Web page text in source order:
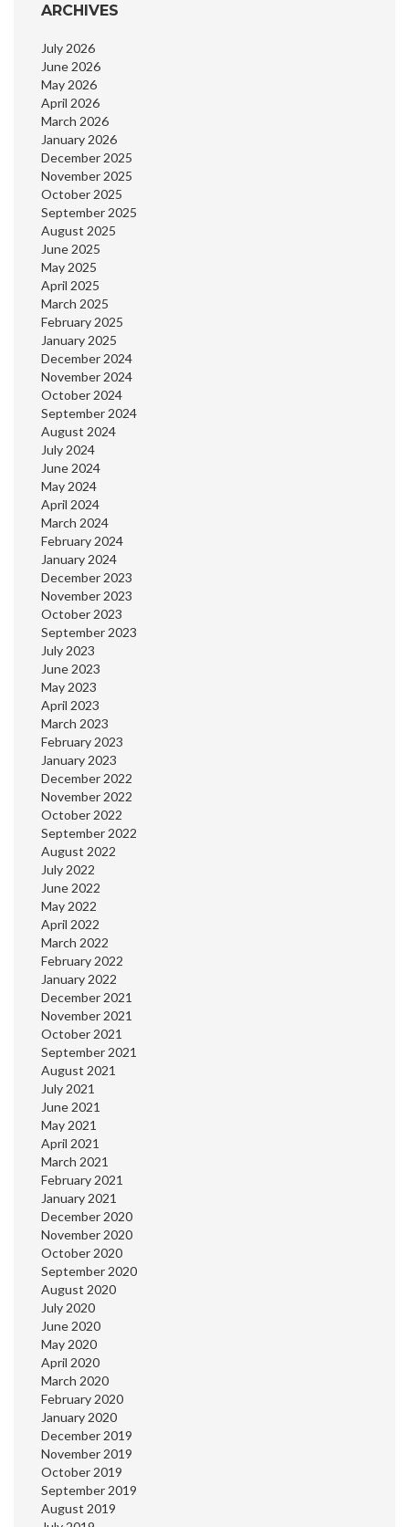
ARCHIVES
July 2026
June 2026
May 2026
April 2026
March 2026
January 2026
December 2025
November 2025
October 2025
September 2025
August 2025
June 2025
May 2025
April 2025
March 2025
February 2025
January 2025
December 2024
November 2024
October 2024
September 2024
August 2024
July 2024
June 2024
May 2024
April 2024
March 2024
February 2024
January 2024
December 2023
November 2023
October 2023
September 2023
July 2023
June 2023
May 2023
April 2023
March 2023
February 2023
January 2023
December 2022
November 2022
October 2022
September 2022
August 2022
July 2022
June 2022
May 2022
April 2022
March 2022
February 2022
January 2022
December 2021
November 2021
October 2021
September 2021
August 2021
July 2021
June 2021
May 2021
April 2021
March 2021
February 2021
January 2021
December 2020
November 2020
October 2020
September 2020
August 2020
July 2020
June 2020
May 2020
April 2020
March 2020
February 2020
January 2020
December 2019
November 2019
October 2019
September 2019
August 2019